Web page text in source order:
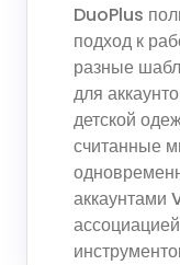
DuoPlus
подход к
разные
для
детской
считанные
аккаунтами